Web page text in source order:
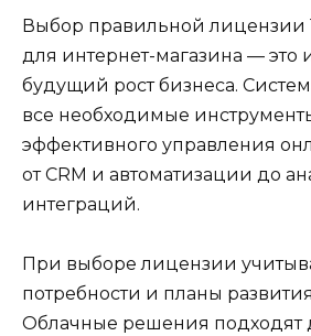
Выбор правильной лицензии
для интернет-магазина — это
будущий рост бизнеса.
все необходимые
эффективного управления
от CRM и автоматизации до
интеграций.
При выборе лицензии
потребности и планы
Облачные решения подходят